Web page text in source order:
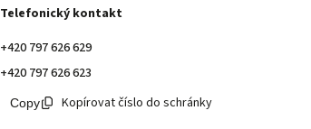
Telefonický kontakt
+420 797 626 629
+420 797 626 623
Kopírovat číslo do schránky